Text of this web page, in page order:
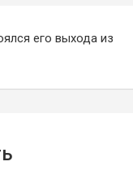
его выхода из